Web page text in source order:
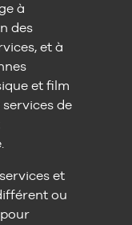
à
des
et à
et film
de
et
ou